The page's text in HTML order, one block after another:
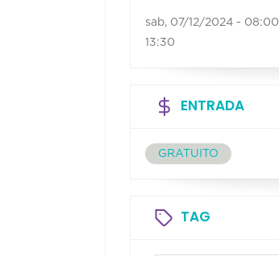
sab, 07/12/2024 - 08:00
13:30
ENTRADA
GRATUITO
TAG